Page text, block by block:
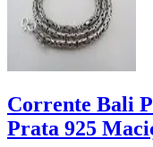
Corrente Bali
Prata 925